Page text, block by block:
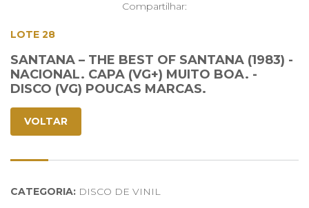
Compartilhar:
LOTE 28
SANTANA – THE BEST OF SANTANA (1983) -
NACIONAL. CAPA (VG+) MUITO BOA. -
DISCO (VG) POUCAS MARCAS.
VOLTAR
CATEGORIA: DISCO DE VINIL